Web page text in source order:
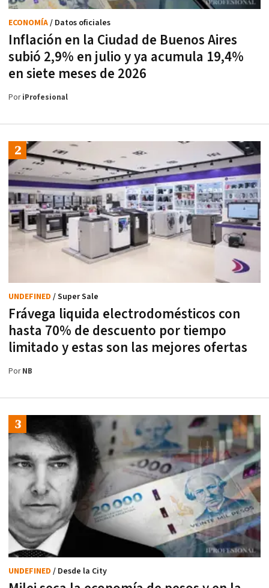
Inflación en la Ciudad de Buenos Aires
subió 2,9% en julio y ya acumula 19,4%
en siete meses de 2026
ECONOMÍA/ Datos oficiales
PoriProfesional
Frávega liquida electrodomésticos con
hasta 70% de descuento por tiempo
limitado y estas son las mejores ofertas
UNDEFINED / Super Sale
PorNB
UNDEFINED / Desde la City